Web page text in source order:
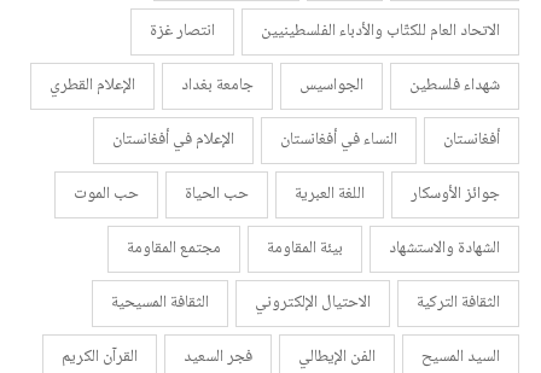
الاتحاد العام للكتّاب والأدباء الفلسطينيين
انتصار غزة
شهداء فلسطين
الجواسيس جامعة بغداد
الإعلام القطري
أفغانستان
النساء في أفغانستان
الإعلام في أفغانستان
جوائز الأوسكار
اللغة العبرية حب الحياة
حب الموت
الشهادة والاستشهاد
بيئة المقاومة
مجتمع المقاومة
الثقافة التركية
الاحتيال الإلكتروني
الثقافة المسيحية
السيد المسيح
الفن الإيطالي فجر السعيد
القرآن الكريم